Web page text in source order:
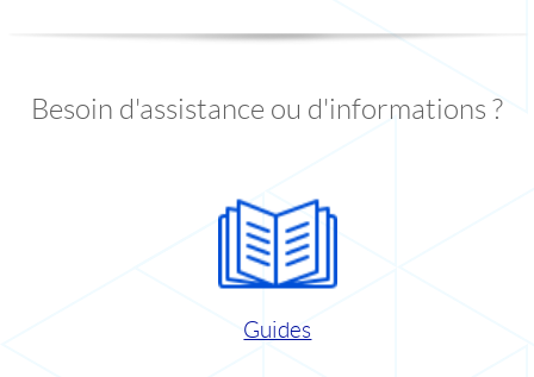
Besoin d'assistance ou d'informations ?
Guides